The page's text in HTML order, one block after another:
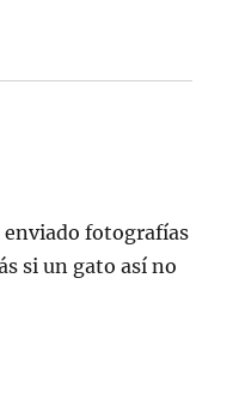
enviado fotografías
si un gato así no